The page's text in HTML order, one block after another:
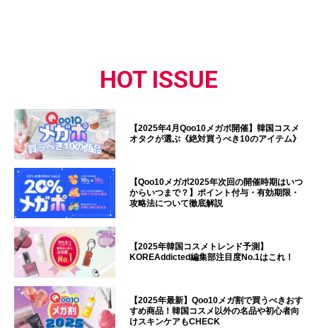
HOT ISSUE
【2025年4月Qoo10メガポ開催】韓国コスメ
オタクが選ぶ《絶対買うべき10のアイテム》
【Qoo10メガポ2025年次回の開催時期はいつ
からいつまで？】ポイント付与・有効期限・
攻略法について徹底解説
【2025年韓国コスメトレンド予測】
KOREAddicted編集部注目度No.1はこれ！
【2025年最新】Qoo10メガ割で買うべきおす
すめ商品！韓国コスメ以外の名品や初心者向
けスキンケアもCHECK